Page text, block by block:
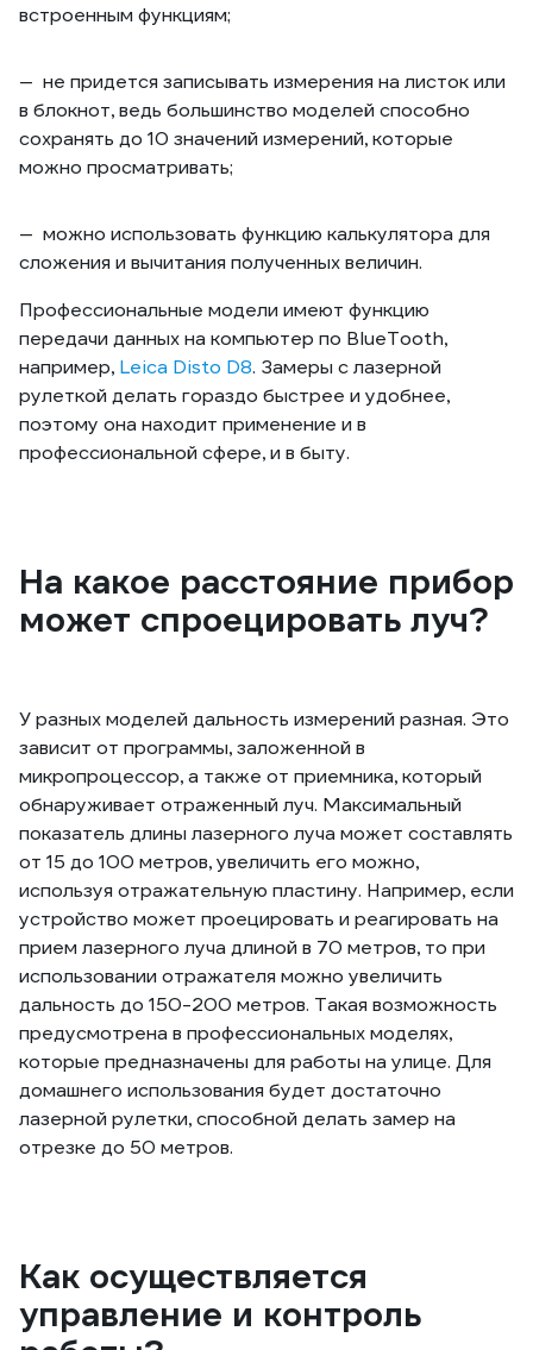
встроенным функциям;
не придется записывать измерения на листок или
в блокнот, ведь большинство моделей способно
сохранять до 10 значений измерений, которые
можно просматривать;
можно использовать функцию калькулятора для
сложения и вычитания полученных величин.
Профессиональные модели имеют функцию
передачи данных на компьютер по BlueTooth,
например, Leica Disto D8. Замеры с лазерной
рулеткой делать гораздо быстрее и удобнее,
поэтому она находит применение и в
профессиональной сфере, и в быту.
На какое расстояние прибор
может спроецировать луч?
У разных моделей дальность измерений разная. Это
зависит от программы, заложенной в
микропроцессор, а также от приемника, который
обнаруживает отраженный луч. Максимальный
показатель длины лазерного луча может составлять
от 15 до 100 метров, увеличить его можно,
используя отражательную пластину. Например, если
устройство может проецировать и реагировать на
прием лазерного луча длиной в 70 метров, то при
использовании отражателя можно увеличить
дальность до 150-200 метров. Такая возможность
предусмотрена в профессиональных моделях,
которые предназначены для работы на улице. Для
домашнего использования будет достаточно
лазерной рулетки, способной делать замер на
отрезке до 50 метров.
Как осуществляется
управление и контроль